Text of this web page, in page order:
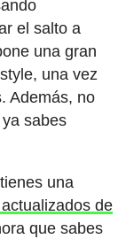
el salto a
una gran
una vez
Además, no
sabes
una
de
que sabes